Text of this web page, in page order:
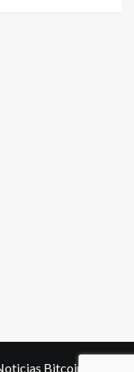
Bitcoin